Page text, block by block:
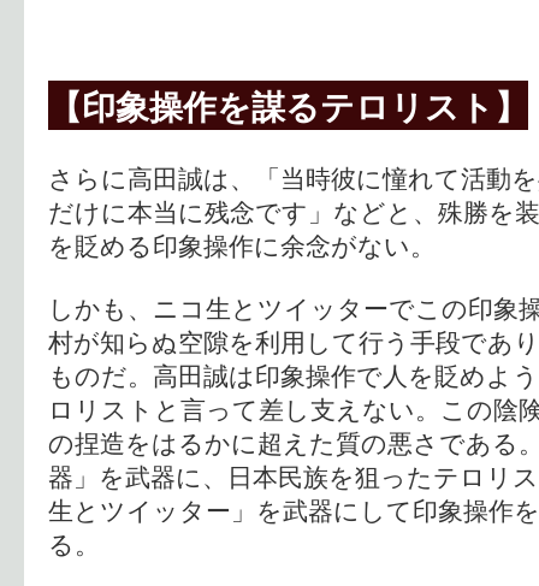
【印象操作を謀るテロリスト】
さらに高田誠は、「当時彼に憧れて活動
だけに本当に残念です」などと、殊勝を
を貶める印象操作に余念がない。
しかも、ニコ生とツイッターでこの印象
村が知らぬ空隙を利用して行う手段であ
ものだ。高田誠は印象操作で人を貶めよ
ロリストと言って差し支えない。この陰
の捏造をはるかに超えた質の悪さである
器」を武器に、日本民族を狙ったテロリ
生とツイッター」を武器にして印象操作
る。